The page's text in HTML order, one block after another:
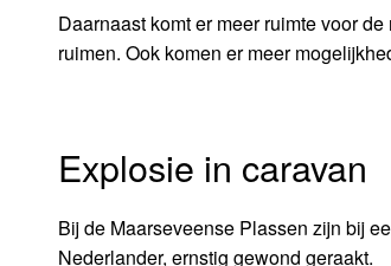
Daarnaast komt er meer ruimte voor
ruimen. Ook komen er meer
Explosie in caravan
Bij de Maarseveense Plassen zijn bij
Nederlander, ernstig gewond geraakt.